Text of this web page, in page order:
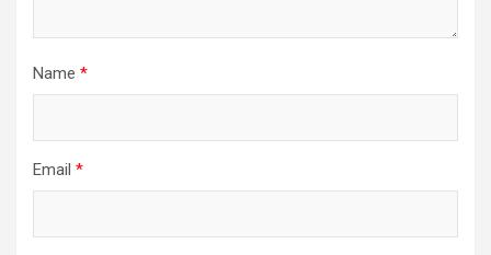
Name *
Email *